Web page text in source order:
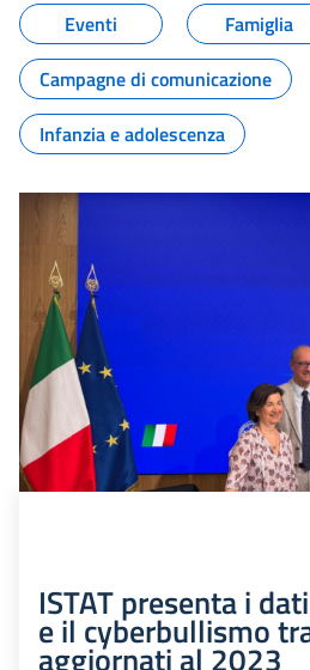
Eventi
Famiglia
Campagne di comunicazione
Infanzia e adolescenza
ISTAT presenta i
e il cyberbullismo
aggiornati al 2023